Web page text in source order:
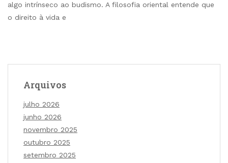
algo intrínseco ao budismo. A filosofia oriental entende que
o direito à vida e
Arquivos
julho 2026
junho 2026
novembro 2025
outubro 2025
setembro 2025